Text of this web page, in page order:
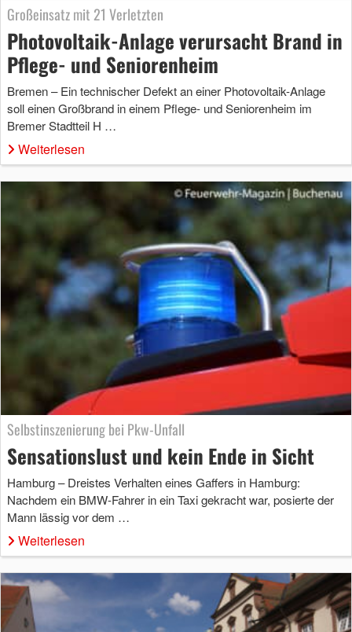
Großeinsatz mit 21 Verletzten
Photovoltaik-Anlage verursacht Brand in
Pflege- und Seniorenheim
Bremen – Ein technischer Defekt an einer Photovoltaik-Anlage
soll einen Großbrand in einem Pflege- und Seniorenheim im
Bremer Stadtteil H …
Weiterlesen
Selbstinszenierung bei Pkw-Unfall
Sensationslust und kein Ende in Sicht
Hamburg – Dreistes Verhalten eines Gaffers in Hamburg:
Nachdem ein BMW-Fahrer in ein Taxi gekracht war, posierte der
Mann lässig vor dem …
Weiterlesen